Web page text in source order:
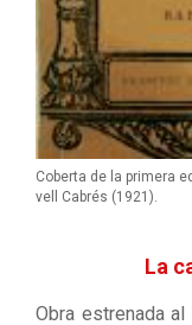
Coberta de la primera
vell Cabrés (1921).
La
Obra estrenada